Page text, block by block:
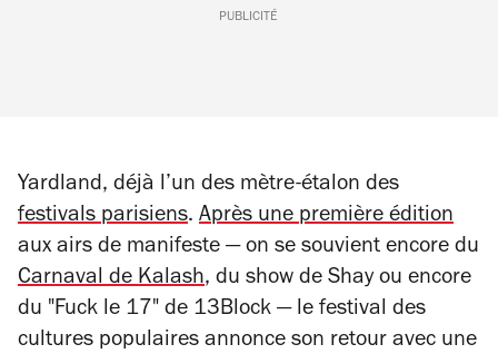
PUBLICITÉ
Yardland, déjà l’un des mètre-étalon des
festivals parisiens. Après une première édition
aux airs de manifeste — on se souvient encore du
Carnaval de Kalash, du show de Shay ou encore
du "Fuck le 17" de 13Block — le festival des
cultures populaires annonce son retour avec une